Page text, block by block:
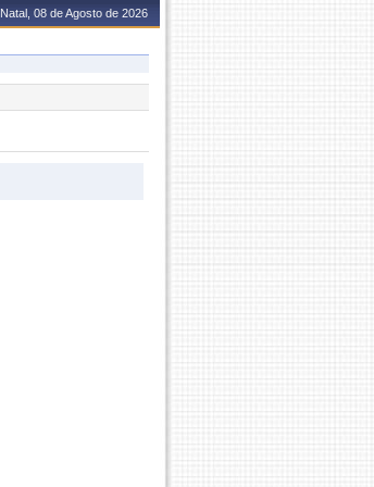
Natal, 08 de Agosto de 2026